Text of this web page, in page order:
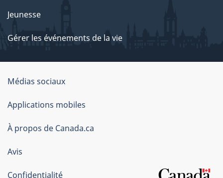
Jeunesse
Gérer les événements de la vie
Organisation
du
gouvernement
du
Canada
Médias sociaux
Applications mobiles
À propos de Canada.ca
Avis
Confidentialité